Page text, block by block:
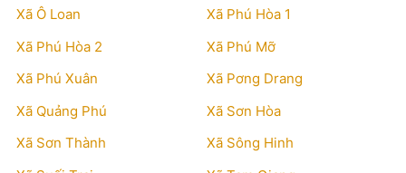
Xã Ô Loan
Xã Phú Hòa 1
Xã Phú Hòa 2
Xã Phú Mỡ
Xã Phú Xuân
Xã Pơng Drang
Xã Quảng Phú
Xã Sơn Hòa
Xã Sơn Thành
Xã Sông Hinh